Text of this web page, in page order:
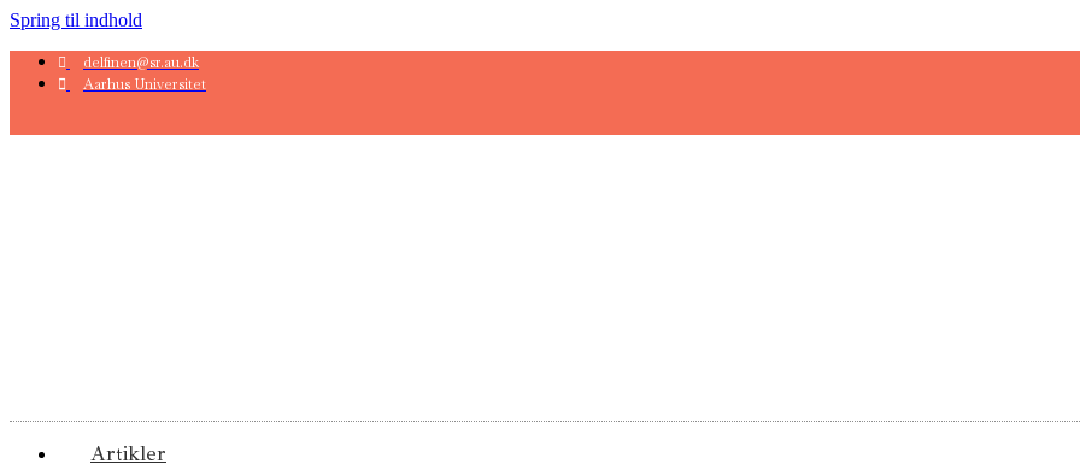
Spring til indhold
delfinen@sr.au.dk
Aarhus Universitet
Artikler